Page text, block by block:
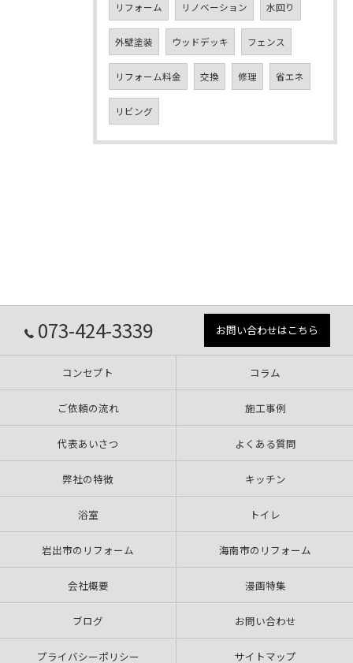
リフォーム リノベーション 水回り
外壁塗装 ウッドデッキ フェンス
リフォーム料金 交換 修理 省エネ
リビング
073-424-3339 お問い合わせはこちら
コンセプト コラム
ご依頼の流れ 施工事例
代表あいさつ よくある質問
弊社の特徴 キッチン
浴室 トイレ
岩出市のリフォーム 海南市のリフォーム
会社概要 漫画特集
ブログ お問い合わせ
プライバシーポリシー サイトマップ